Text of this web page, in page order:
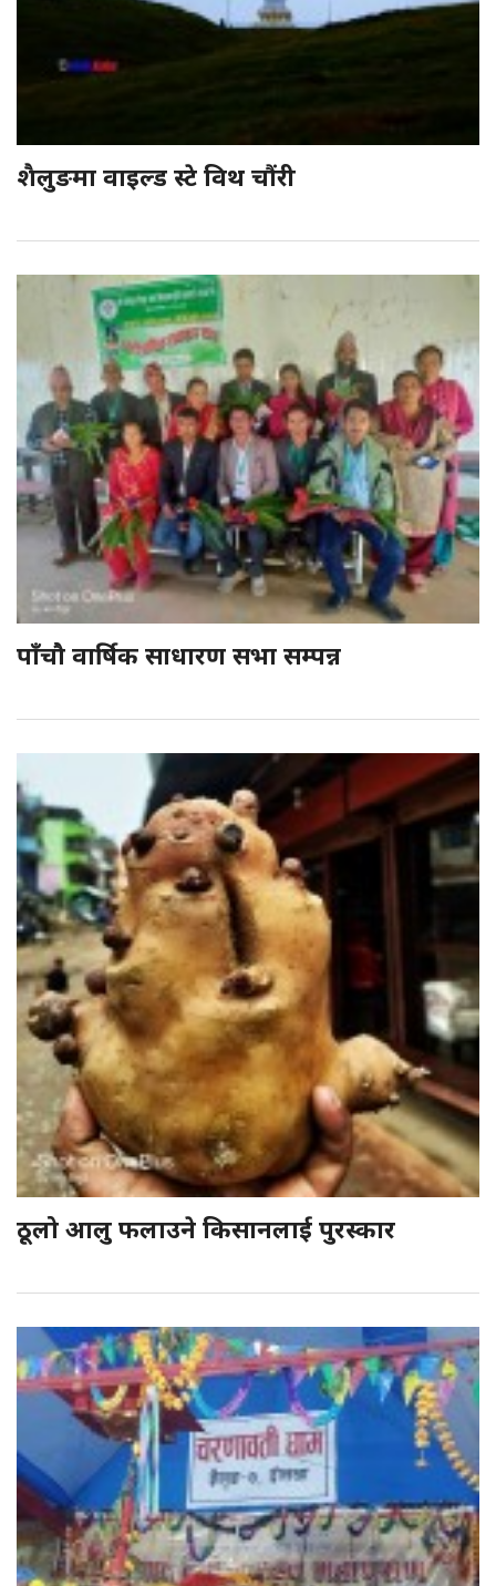
शैलुङमा वाइल्ड स्टे विथ चौंरी
पाँचौ वार्षिक साधारण सभा सम्पन्न
ठूलो आलु फलाउने किसानलाई पुरस्कार